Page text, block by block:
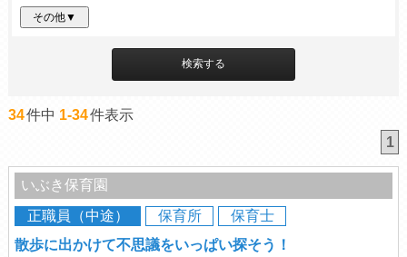
その他▼
34件中 1-34件表示
1
いぶき保育園
正職員（中途）
保育所
保育士
散歩に出かけて不思議をいっぱい探そう！